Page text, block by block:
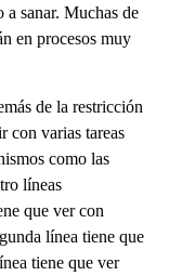
a sanar. Muchas de
en procesos muy
de la restricción
con varias tareas
como las
líneas
que ver con
línea tiene que
tiene que ver